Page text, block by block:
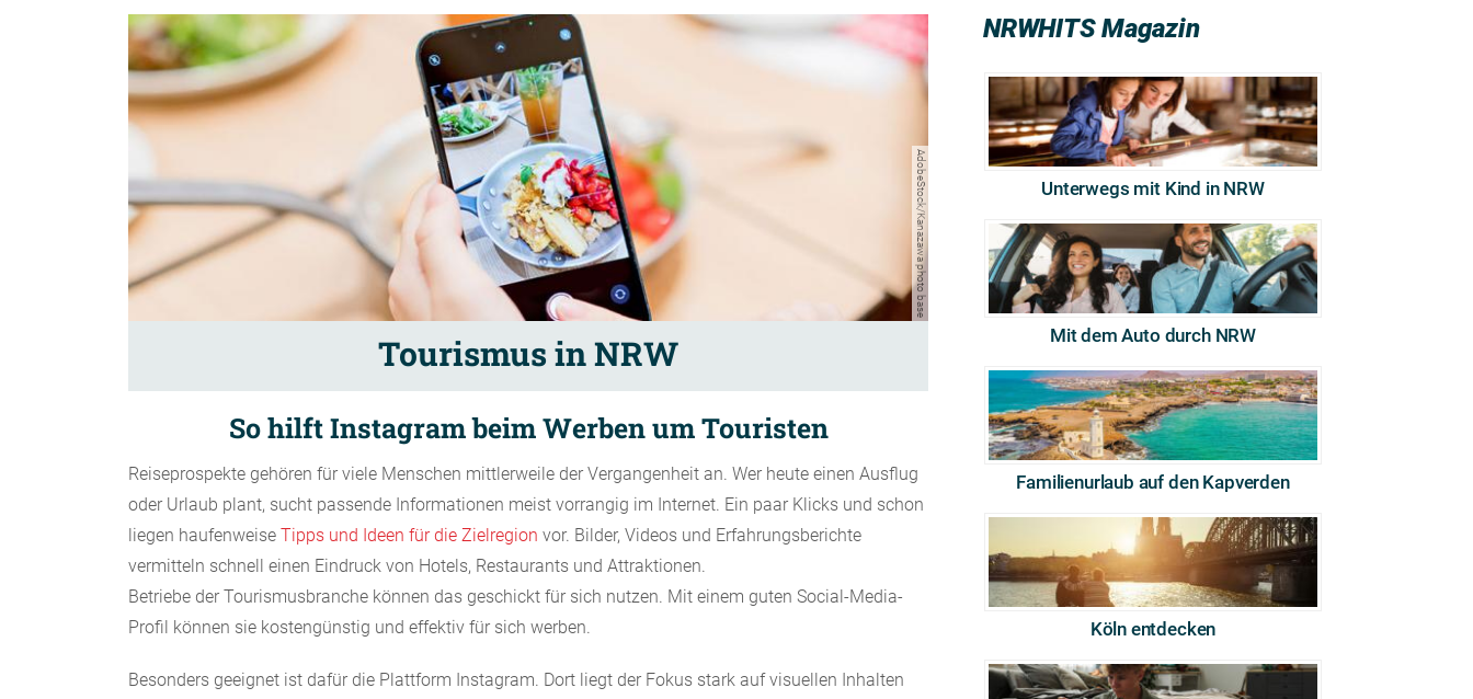
AdobeStock/Kanazawa photo base
Tourismus in NRW
So hilft Instagram beim Werben um Touristen
Reiseprospekte gehören für viele Menschen mittlerweile der Vergangenheit an. Wer heute einen Ausflug
oder Urlaub plant, sucht passende Informationen meist vorrangig im Internet. Ein paar Klicks und schon
liegen haufenweise Tipps und Ideen für die Zielregion vor. Bilder, Videos und Erfahrungsberichte
vermitteln schnell einen Eindruck von Hotels, Restaurants und Attraktionen.
Betriebe der Tourismusbranche können das geschickt für sich nutzen. Mit einem guten Social-Media-
Profil können sie kostengünstig und effektiv für sich werben.
Besonders geeignet ist dafür die Plattform Instagram. Dort liegt der Fokus stark auf visuellen Inhalten
NRWHITS Magazin
Unterwegs mit Kind in NRW
Mit dem Auto durch NRW
Familienurlaub auf den Kapverden
Köln entdecken